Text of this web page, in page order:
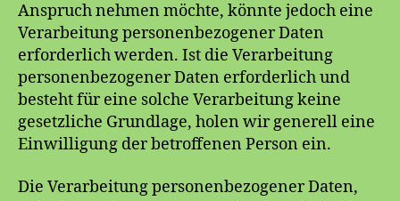
Anspruch nehmen möchte, könnte jedoch eine
Verarbeitung personenbezogener Daten
erforderlich werden. Ist die Verarbeitung
personenbezogener Daten erforderlich und
besteht für eine solche Verarbeitung keine
gesetzliche Grundlage, holen wir generell eine
Einwilligung der betroffenen Person ein.
Die Verarbeitung personenbezogener Daten,